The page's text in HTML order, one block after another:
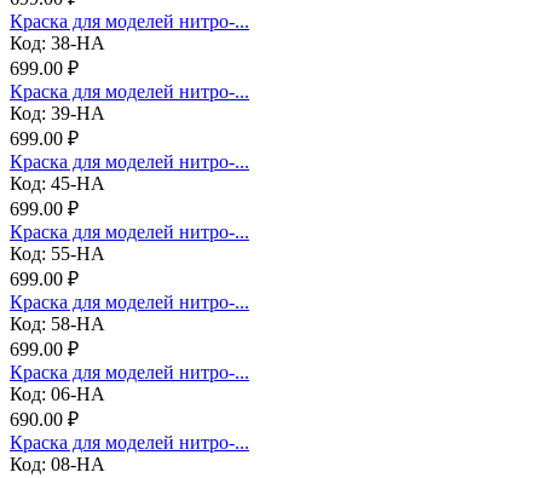
Краска для моделей нитро-...
Код: 38-НА
699.00 ₽
Краска для моделей нитро-...
Код: 39-НА
699.00 ₽
Краска для моделей нитро-...
Код: 45-НА
699.00 ₽
Краска для моделей нитро-...
Код: 55-НА
699.00 ₽
Краска для моделей нитро-...
Код: 58-НА
699.00 ₽
Краска для моделей нитро-...
Код: 06-НА
690.00 ₽
Краска для моделей нитро-...
Код: 08-НА